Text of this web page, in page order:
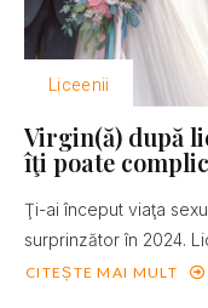
Liceenii
Virgin(ă) după
îţi poate
Ţi-ai început viaţa
surprinzător în 2024.
CITEȘTE MAI MULT